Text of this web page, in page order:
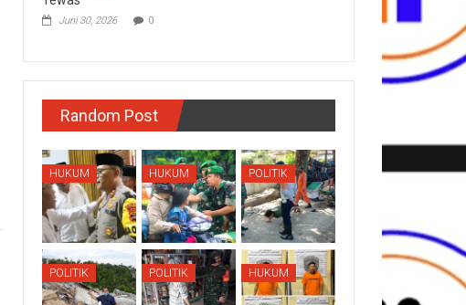
Juni 30, 2026 0
Random Post
HUKUM HUKUM POLITIK
POLITIK POLITIK HUKUM